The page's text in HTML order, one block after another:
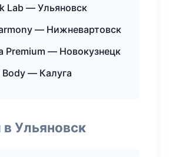
Lab — Ульяновск
— Нижневартовск
Premium — Новокузнецк
Body — Калуга
Ульяновск